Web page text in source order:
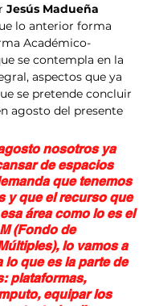
Jesús Madueña
lo anterior forma
Académico-
se contempla en la
aspectos que ya
se pretende concluir
agosto del presente
de espacios
que tenemos
y que el recurso que
área como lo es el
(Fondo de
lo vamos a
lo que es la parte de
plataformas,
equipar los